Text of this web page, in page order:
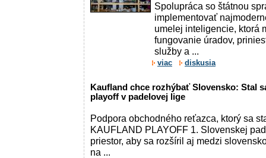
Spolupráca so štátnou
implementovať
umelej inteligencie, ktorá
fungovanie úradov,
služby a ...
viac diskusia
Kaufland chce rozhýbať Slovensko: Stal
playoff v padelovej lige
Podpora obchodného reťazca, ktorý sa
KAUFLAND PLAYOFF 1. Slovenskej
priestor, aby sa rozšíril aj medzi
na ...